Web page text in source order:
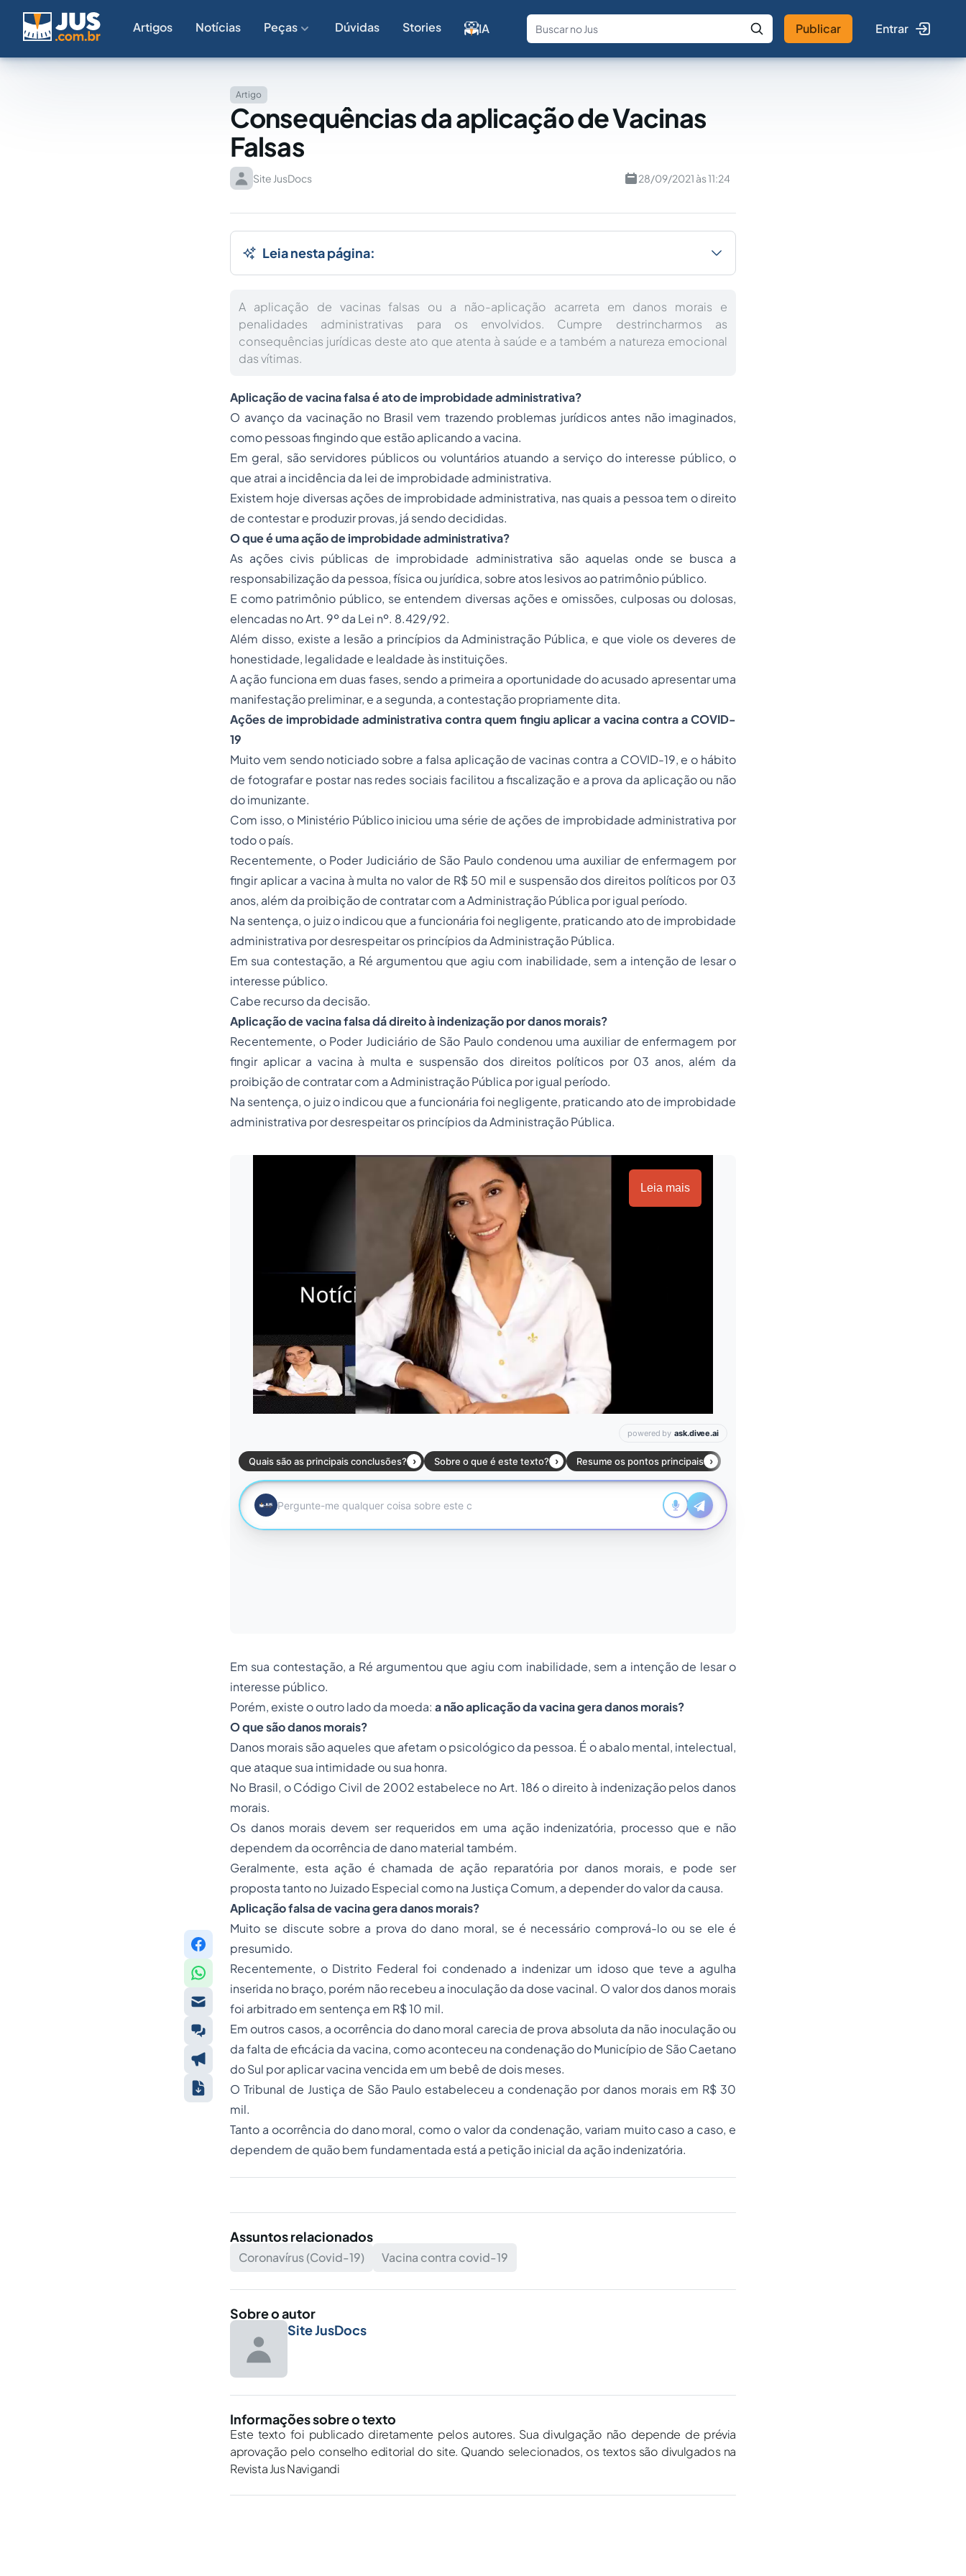
Artigos Notícias Peças Dúvidas Stories IA
Fale com a IA Buscar no Jus
Publicar Entrar
Artigo
Consequências da aplicação de Vacinas
Falsas
Site JusDocs 28/09/2021 às 11:24
Leia nesta página:
A aplicação de vacinas falsas ou a não-aplicação acarreta em danos morais e
penalidades administrativas para os envolvidos. Cumpre destrincharmos as
consequências jurídicas deste ato que atenta à saúde e a também a natureza emocional
das vítimas.
Aplicação de vacina falsa é ato de improbidade administrativa?
O avanço da vacinação no Brasil vem trazendo problemas jurídicos antes não imaginados,
como pessoas fingindo que estão aplicando a vacina.
Em geral, são servidores públicos ou voluntários atuando a serviço do interesse público, o
que atrai a incidência da lei de improbidade administrativa.
Existem hoje diversasações de improbidade administrativa, nas quais a pessoa tem o direito
de contestar e produzir provas, já sendo decididas.
O que é uma ação de improbidade administrativa?
As ações civis públicas de improbidade administrativa são aquelas onde se busca a
responsabilização da pessoa, física ou jurídica, sobre atos lesivos ao patrimônio público.
E como patrimônio público, se entendem diversas ações e omissões, culposas ou dolosas,
elencadas no Art. 9º da Lei nº. 8.429/92.
Além disso, existe a lesão a princípios da Administração Pública, e que viole os deveres de
honestidade, legalidade e lealdade às instituições.
A ação funciona em duas fases, sendo a primeira a oportunidade do acusado apresentar uma
manifestação preliminar, e a segunda, a contestação propriamente dita.
Ações de improbidade administrativa contra quem fingiu aplicar a vacina contra a COVID-
19
Muito vem sendo noticiado sobre a falsa aplicação de vacinas contra a COVID-19, e o hábito
de fotografar e postar nas redes sociais facilitou a fiscalização e a prova da aplicação ou não
do imunizante.
Com isso, o Ministério Público iniciou uma série de ações de improbidade administrativa por
todo o país.
Recentemente, o Poder Judiciário de São Paulo condenou uma auxiliar de enfermagem por
fingir aplicar a vacina à multa no valor de R$ 50 mil e suspensão dos direitos políticos por 03
anos, além da proibição de contratar com a Administração Pública por igual período.
Na sentença, o juiz o indicou que a funcionária foi negligente, praticando ato de improbidade
administrativa por desrespeitar os princípios da Administração Pública.
Em sua contestação, a Ré argumentou que agiu com inabilidade, sem a intenção de lesar o
interesse público.
Cabe recurso da decisão.
Aplicação de vacina falsa dá direito à indenização por danos morais?
Recentemente, o Poder Judiciário de São Paulo condenou uma auxiliar de enfermagem por
fingir aplicar a vacina à multa e suspensão dos direitos políticos por 03 anos, além da
proibição de contratar com a Administração Pública por igual período.
Na sentença, o juiz o indicou que a funcionária foi negligente, praticando ato de improbidade
administrativa por desrespeitar os princípios da Administração Pública.
Leia mais
Em sua contestação, a Ré argumentou que agiu com inabilidade, sem a intenção de lesar o
interesse público.
Porém, existe o outro lado da moeda: a não aplicação da vacina gera danos morais?
O que são danos morais?
Danos morais são aqueles que afetam o psicológico da pessoa. É o abalo mental, intelectual,
que ataque sua intimidade ou sua honra.
No Brasil, oCódigo Civil de 2002 estabelece no Art. 186 o direito à indenização pelos danos
morais.
Os danos morais devem ser requeridos em uma ação indenizatória, processo que e não
dependem da ocorrência de dano material também.
Geralmente, esta ação é chamada de ação reparatória por danos morais, e pode ser
proposta tanto no Juizado Especial como na Justiça Comum, a depender do valor da causa.
Aplicação falsa de vacina gera danos morais?
Muito se discute sobre a prova do dano moral, se é necessário comprová-lo ou se ele é
presumido.
Recentemente, o Distrito Federal foi condenado a indenizar um idosoque teve a agulha
inserida no braço, porém não recebeu a inoculação da dose vacinal. O valor dos danos morais
foi arbitrado em sentença em R$ 10 mil.
Em outros casos, a ocorrência dodano moral carecia de prova absoluta da não inoculação ou
da falta de eficácia da vacina, como aconteceu na condenação do Município de São Caetano
do Sul por aplicar vacina vencida em um bebê de dois meses.
O Tribunal de Justiça de São Paulo estabeleceu a condenação por danos morais em R$ 30
mil.
Tanto a ocorrência do dano moral, como o valor da condenação, variam muito caso a caso, e
dependem de quão bem fundamentada está a petição inicial da ação indenizatória.
Assuntos relacionados
Coronavírus (Covid-19) Vacina contra covid-19
Sobre o autor
Site JusDocs
Informações sobre o texto
Este texto foi publicado diretamente pelos autores. Sua divulgação não depende de prévia
aprovação pelo conselho editorial do site. Quando selecionados, os textos são divulgados na
Revista Jus Navigandi